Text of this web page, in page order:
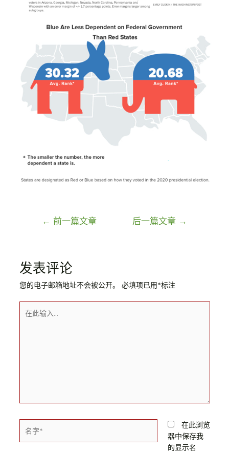
← 前一篇文章 后一篇文章 →
发表评论
您的电子邮箱地址不会被公开。 必填项已用*标注
在此浏览
器中保存我
的显示名